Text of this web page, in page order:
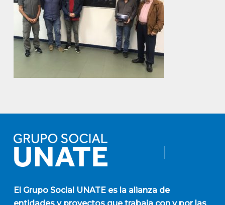
El Grupo Social UNATEes la alianza de